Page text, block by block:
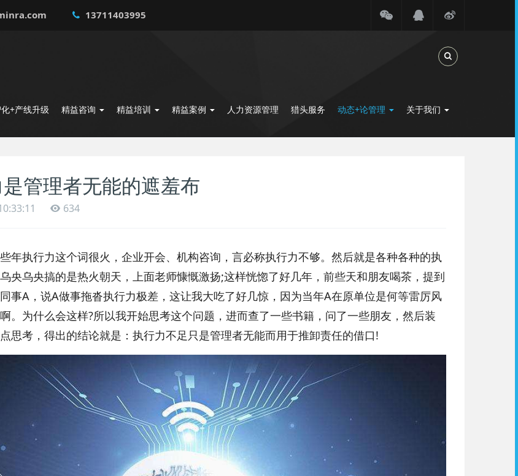
13711403995
Toggle Search
+产线升级 精益咨询 精益培训 精益案例 人力资源管理 猎头服务 动态+论管理 关于我们
管理者无能的遮羞布
634
执行力这个词很火，企业开会、机构咨询，言必称执行力不够。然后就是各种各种的执
央乌央搞的是热火朝天，上面老师慷慨激扬;这样恍惚了好几年，前些天和朋友喝茶，提到
事A，说A做事拖沓执行力极差，这让我大吃了好几惊，因为当年A在原单位是何等雷厉风
。为什么会这样?所以我开始思考这个问题，进而查了一些书籍，问了一些朋友，然后装
思考，得出的结论就是：执行力不足只是管理者无能而用于推卸责任的借口!